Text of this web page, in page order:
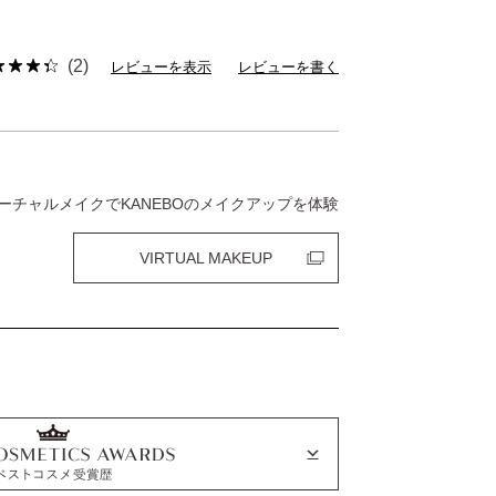
(2) レビューを表示 レビューを書く
チャルメイクでKANEBOのメイクアップを体験
VIRTUAL MAKEUP